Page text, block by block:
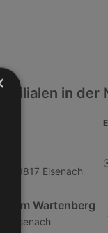
Filialen in der
99817 Eisenach
am Wartenberg
Eisenach